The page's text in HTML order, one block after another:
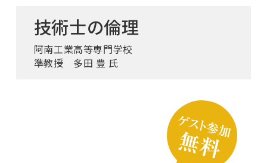
技術士の倫理
阿南工業高等専門学校
準教授 多田 豊 氏